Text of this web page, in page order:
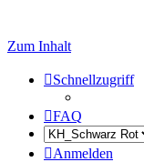
Zum Inhalt
Schnellzugriff
FAQ
Anmelden